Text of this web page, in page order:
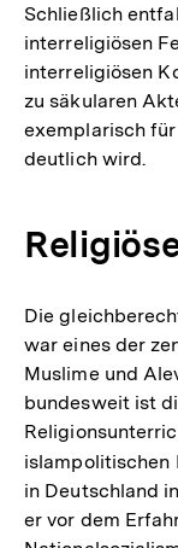
Schließlich
interreligiösen
interreligiösen
zu säkularen
exemplarisch
deutlich wird.
Die
war eines der
Muslime und
bundesweit ist
islampolitischen
in Deutschland
er vor dem